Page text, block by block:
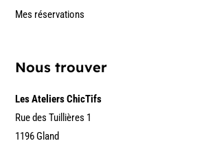
Mes réservations
Nous trouver
Les Ateliers ChicTifs
Rue des Tuillières 1
1196 Gland